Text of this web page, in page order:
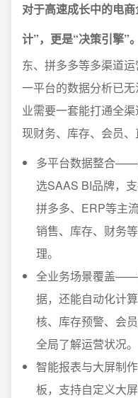
对于高速成长中的电
计”，更是“决策引擎”。
东、拼多多等多渠道
一平台的数据分析已
业需要一套能打通全
现财务、库存、会员、
多平台数据整合——
选SAAS BI品牌，
拼多多、ERP等主
销售、库存、财务
理。
全业务场景覆盖——
据，还能自动化计
核、库存预警、会
全局了解运营状况。
智能报表与大屏制
板，支持自定义大